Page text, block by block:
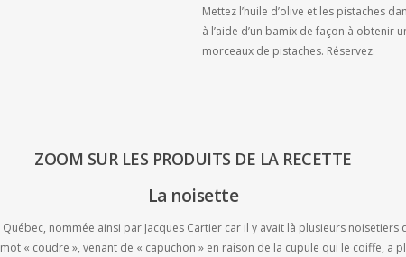
Mettez l’huile d’olive et les pistaches
à l’aide d’un bamix de façon à obtenir
morceaux de pistaches. Réservez.
ZOOM SUR LES PRODUITS DE LA RECETTE
La noisette
Québec, nommée ainsi par Jacques Cartier car il y avait là plusieurs
« coudre », venant de « capuchon » en raison de la cupule qui le coiffe, a